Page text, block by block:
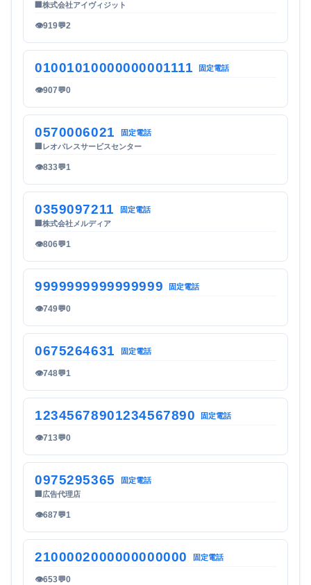
株式会社アイヴィジット
👁919💬2
01001010000000001111 固定電話
👁907💬0
0570006021
固定電話
レオパレスサービスセンター
👁833💬1
0359097211
固定電話
株式会社メルディア
👁806💬1
9999999999999999 固定電話
👁749💬0
0675264631 固定電話
👁748💬1
12345678901234567890 固定電話
👁713💬0
0975295365
固定電話
広告代理店
👁687💬1
2100002000000000000 固定電話
👁653💬0